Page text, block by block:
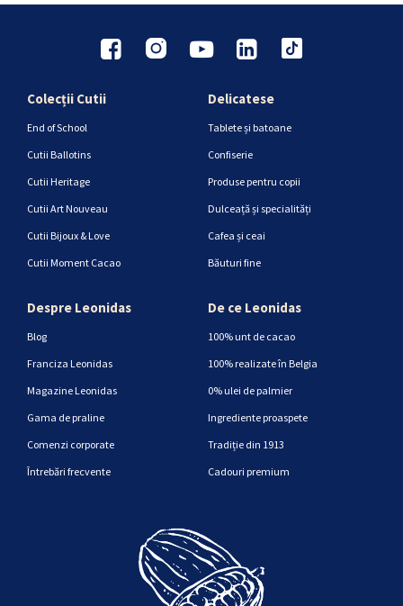
Colecții Cutii
End of School
Cutii Ballotins
Cutii Heritage
Cutii Art Nouveau
Cutii Bijoux & Love
Cutii Moment Cacao
Delicatese
Tablete și batoane
Confiserie
Produse pentru copii
Dulceață și specialități
Cafea și ceai
Băuturi fine
Despre Leonidas
Blog
Franciza Leonidas
Magazine Leonidas
Gama de praline
Comenzi corporate
Întrebări frecvente
De ce Leonidas
100% unt de cacao
100% realizate în Belgia
0% ulei de palmier
Ingrediente proaspete
Tradiție din 1913
Cadouri premium